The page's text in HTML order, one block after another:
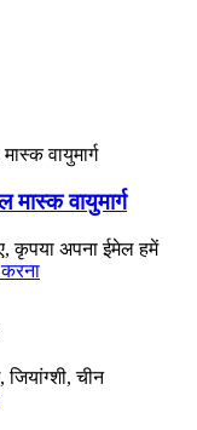
वायुमार्ग
कृपया अपना ईमेल हमें
चीन